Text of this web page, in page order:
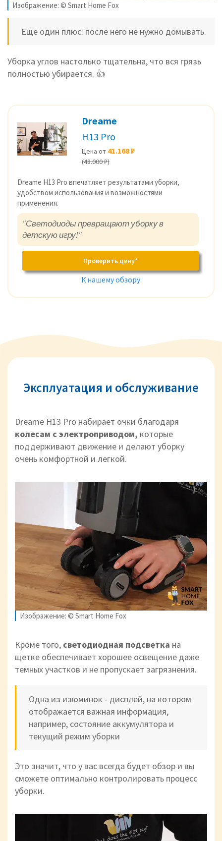
Изображение: © Smart Home Fox
Еще один плюс: после него не нужно домывать.
Уборка углов настолько тщательна, что вся грязь
полностью убирается. 👍
Dreame
H13 Pro
Цена от 41.168 ₽
(48.000 ₽)
Dreame H13 Pro впечатляет результатами уборки,
удобством использования и возможностями
применения.
"Светодиоды превращают уборку в
детскую игру!"
Проверить цену*
К нашему обзору
Эксплуатация и обслуживание
Dreame H13 Pro набирает очки благодаря
колесам с электроприводом, которые
поддерживают движение и делают уборку
очень комфортной и легкой.
Изображение: © Smart Home Fox
Кроме того, светодиодная подсветка на
щетке обеспечивает хорошее освещение даже
темных участков и не пропускает загрязнения.
Одна из изюминок - дисплей, на котором
отображается важная информация,
например, состояние аккумулятора и
текущий режим уборки
Это значит, что у вас всегда будет обзор и вы
сможете оптимально контролировать процесс
уборки.